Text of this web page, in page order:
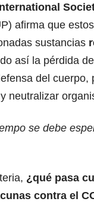
afirma que
sustancias
así la pérdida
del
neutralizar
se debe
¿qué pasa
contra el